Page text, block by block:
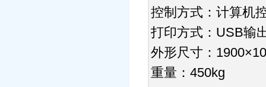
控制方式：计算机
打印方式：USB输
外形尺寸：
重量：450kg